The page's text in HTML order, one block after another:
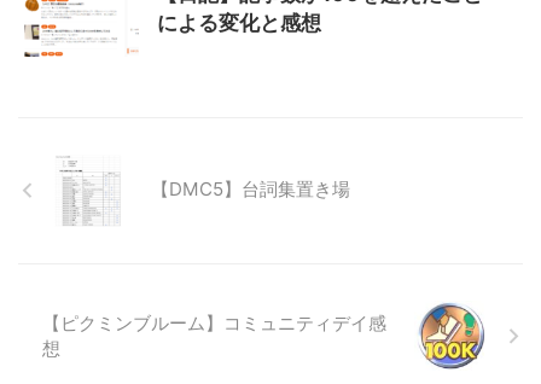
による変化と感想
【DMC5】台詞集置き場
【ピクミンブルーム】コミュニティデイ感
想